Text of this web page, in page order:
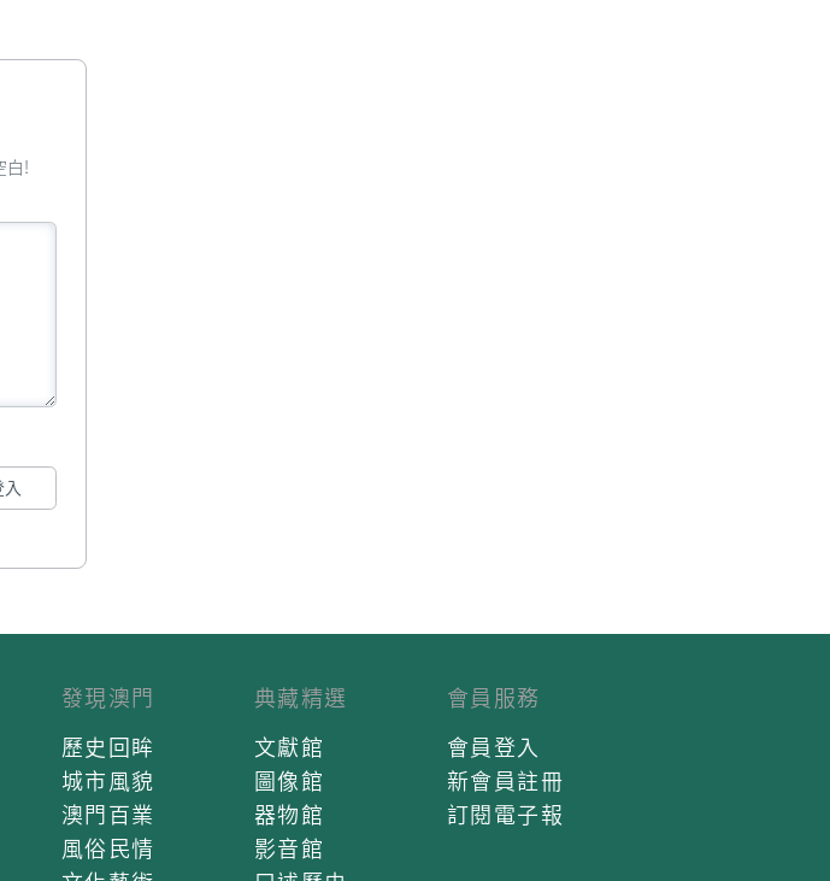
白!
發現澳門
歷史回眸
城市風貌
澳門百業
風俗民情
典藏精選
文獻館
圖像館
器物館
影音館
會員服務
會員登入
新會員註冊
訂閱電子報